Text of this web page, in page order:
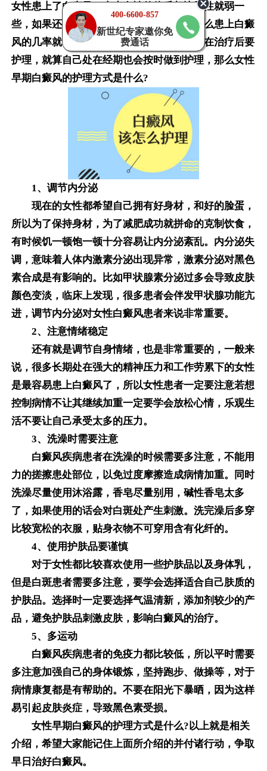
女性患上了白癜风。本来女性的体质相比男性就弱一
些，如果还想那样那要不注意保养自己，那么患上白癜
风的几率就会更大几分，好在很多女性知道在治疗后要
护理，就算自己处在经期也会按时做到护理，那么女性
早期白癜风的护理方式是什么?
1、调节内分泌
现在的女性都希望自己拥有好身材，和好的脸蛋，
所以为了保持身材，为了减肥成功就拼命的克制饮食，
有时候饥一顿饱一顿十分容易让内分泌紊乱。内分泌失
调，意味着人体内激素分泌出现异常，激素分泌对黑色
素合成是有影响的。比如甲状腺素分泌过多会导致皮肤
颜色变淡，临床上发现，很多患者会伴发甲状腺功能亢
进，调节内分泌对女性白癜风患者来说非常重要。
2、注意情绪稳定
还有就是调节自身情绪，也是非常重要的，一般来
说，很多长期处在强大的精神压力和工作劳累下的女性
是最容易患上白癜风了，所以女性患者一定要注意若想
控制病情不让其继续加重一定要学会放松心情，乐观生
活不要让自己承受太多的压力。
3、洗澡时需要注意
白癜风疾病患者在洗澡的时候需要多注意，不能用
力的搓擦患处部位，以免过度摩擦造成病情加重。同时
洗澡尽量使用沐浴露，香皂尽量别用，碱性香皂太多
了，如果使用的话会对白斑处产生刺激。洗完澡后多穿
比较宽松的衣服，贴身衣物不可穿用含有化纤的。
4、使用护肤品要谨慎
对于女性都比较喜欢使用一些护肤品以及身体乳，
但是白斑患者需要多注意，要学会选择适合自己肤质的
护肤品。选择时一定要选择气温清新，添加剂较少的产
品，避免护肤品刺激皮肤，影响白癜风的治疗。
5、多运动
白癜风疾病患者的免疫力都比较低，所以平时需要
多注意加强自己的身体锻炼，坚持跑步、做操等，对于
病情康复都是有帮助的。不要在阳光下暴晒，因为这样
易引起皮肤炎症，导致黑色素受损。
女性早期白癜风的护理方式是什么?以上就是相关
介绍，希望大家能记住上面所介绍的并付诸行动，争取
早日治好白癜风。
400-6600-857
新世纪专家邀你免
费通话